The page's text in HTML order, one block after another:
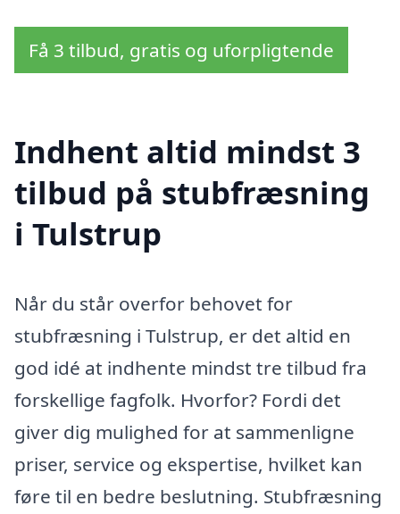
Få 3 tilbud, gratis og uforpligtende
Indhent altid mindst 3
tilbud på stubfræsning
i Tulstrup
Når du står overfor behovet for
stubfræsning i Tulstrup, er det altid en
god idé at indhente mindst tre tilbud fra
forskellige fagfolk. Hvorfor? Fordi det
giver dig mulighed for at sammenligne
priser, service og ekspertise, hvilket kan
føre til en bedre beslutning. Stubfræsning